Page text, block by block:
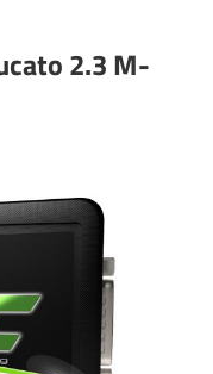
2.3 M-